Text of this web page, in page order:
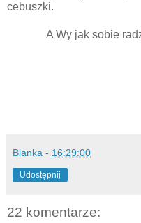
cebuszki.
A Wy jak sobie
Blanka - 16:29:00
Udostępnij
22 komentarze: